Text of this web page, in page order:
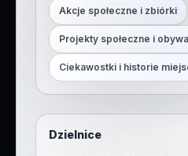
Akcje społeczne i zbiórki
Projekty społeczne i
Ciekawostki i historie
Dzielnice